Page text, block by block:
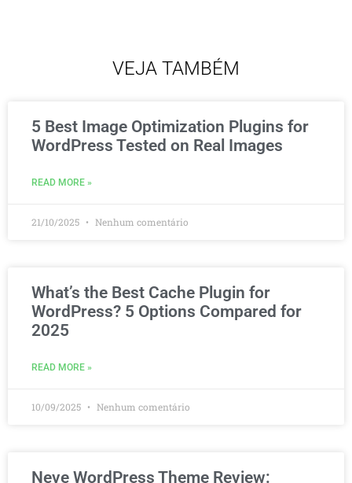
VEJA TAMBÉM
5 Best Image Optimization Plugins for
WordPress Tested on Real Images
READ MORE »
21/10/2025 Nenhum comentário
What’s the Best Cache Plugin for
WordPress? 5 Options Compared for
2025
READ MORE »
10/09/2025 Nenhum comentário
Neve WordPress Theme Review: